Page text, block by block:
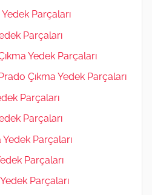
Parçaları
Parçaları
Yedek Parçaları
Çıkma Yedek Parçaları
Parçaları
Parçaları
Parçaları
Parçaları
Parçaları